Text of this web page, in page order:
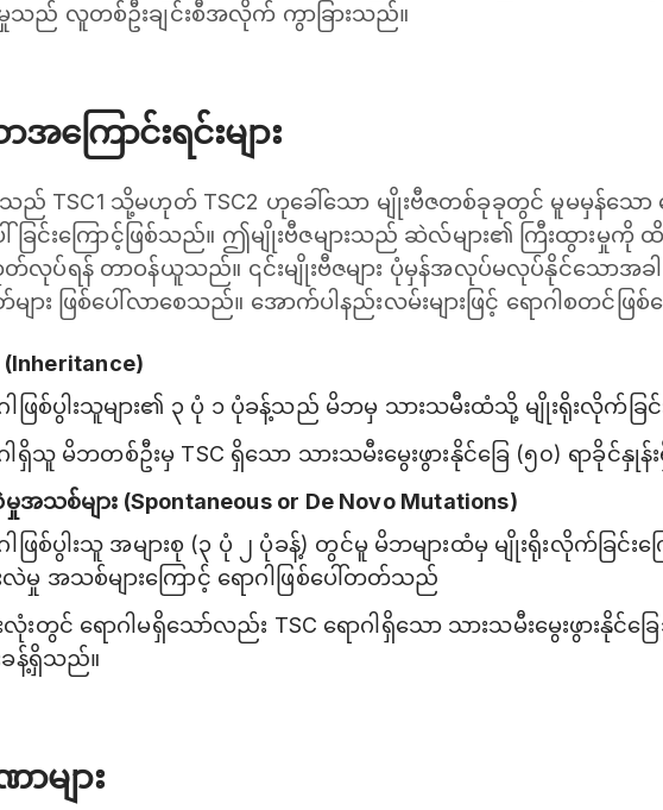
မှုသည် လူတစ်ဦးချင်းစီအလိုက် ကွာခြားသည်။
အကြောင်းရင်းများ
ါသည် TSC1 သို့မဟုတ် TSC2 ဟုခေါ်သော မျိုးဗီဇတစ်ခုခုတွင် မူမမှန်သော
ေါ်ခြင်းကြောင့်ဖြစ်သည်။ ဤမျိုးဗီဇများသည် ဆဲလ်များ၏ ကြီးထွားမှု
ထုတ်လုပ်ရန် တာဝန်ယူသည်။ ၎င်းမျိုးဗီဇများ ပုံမှန်အလုပ်မလုပ်နိုင်သောအခါ
ျား ဖြစ်ပေါ်လာစေသည်။ အောက်ပါနည်းလမ်းများဖြင့် ရောဂါစတင်ဖြ
(Inheritance)
ဂါဖြစ်ပွါးသူများ၏ ၃ ပုံ ၁ ပုံခန့်သည် မိဘမှ သားသမီးထံသို့ မျိုးရိုးလိုက်ခြ
ဂါရှိသူ မိဘတစ်ဦးမှ TSC ရှိသော သားသမီးမွေးဖွားနိုင်ခြေ (၅၀) ရာခိုင်နှု
မှုအသစ်များ (Spontaneous or De Novo Mutations)
ဂါဖြစ်ပွါးသူ အများစု (၃ ပုံ ၂ ပုံခန့်) တွင်မူ မိဘများထံမှ မျိုးရိုးလိုက်ခြင်
းလဲမှု အသစ်များကြောင့် ရောဂါဖြစ်ပေါ်တတ်သည်
လုံးတွင် ရောဂါမရှိသော်လည်း TSC ရောဂါရှိသော သားသမီးမွေးဖွားနိုင်ခ
ခန့်ရှိသည်။
များ